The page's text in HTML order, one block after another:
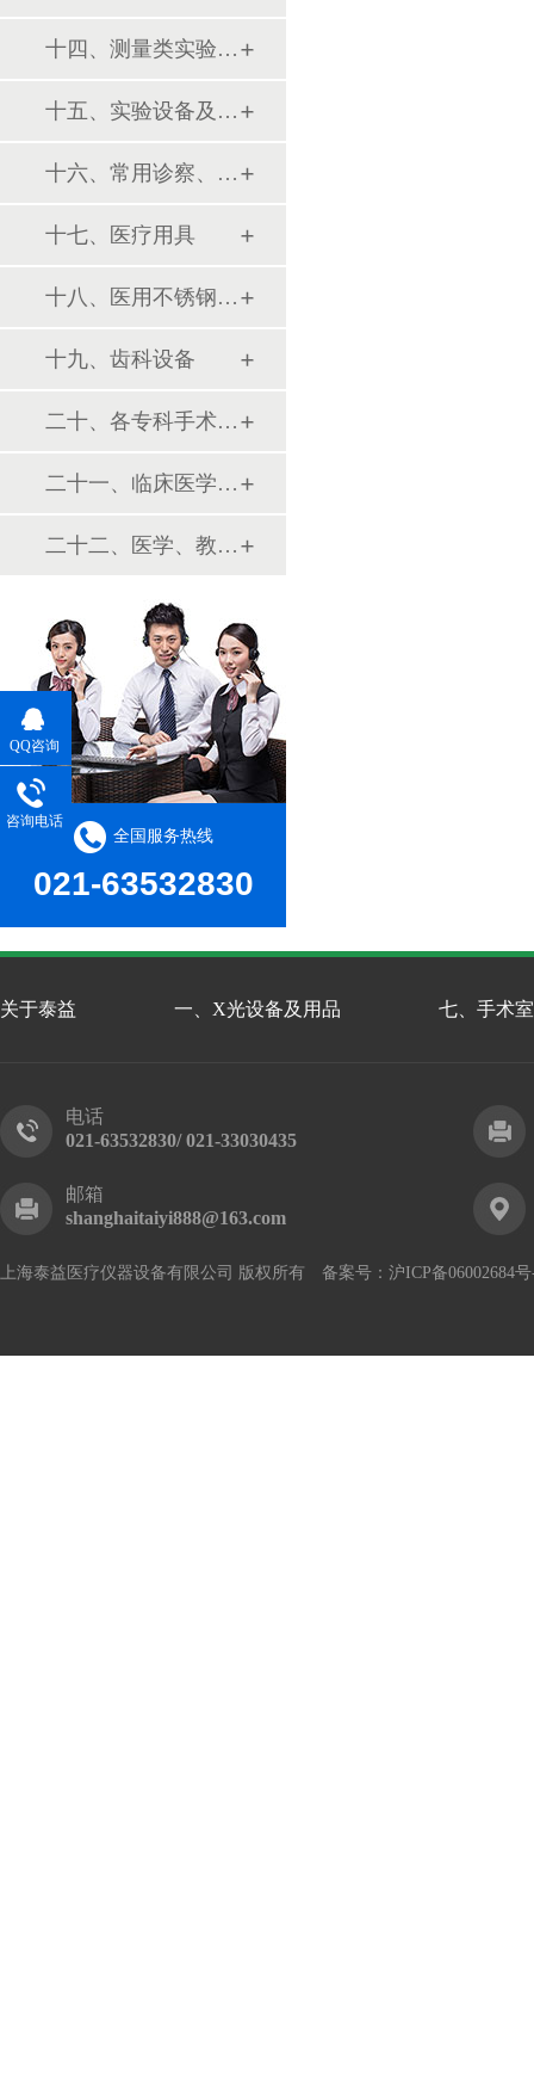
十四、测量类实验设备
十五、实验设备及环保仪器
十六、常用诊察、检查器械
十七、医疗用具
十八、医用不锈钢制品
十九、齿科设备
二十、各专科手术器械包
二十一、临床医学训练模型
二十二、医学、教学模型
全国服务热线
021-63532830
关于泰益 一、X光设备及用品 七、手术
电话
021-63532830/ 021-33030435
邮箱
shanghaitaiyi888@163.com
上海泰益医疗仪器设备有限公司 版权所有 备案号： 沪ICP备06002684
QQ咨询
咨询电话